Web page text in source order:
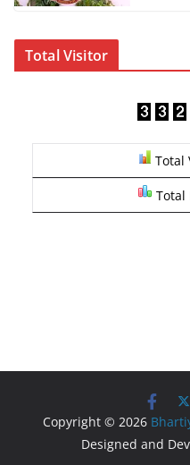
Total Visitor
Total
Total
Copyright © 2026
Designed and